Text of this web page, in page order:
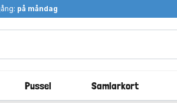
på måndag
Pussel Samlarkort